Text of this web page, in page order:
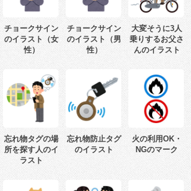
チョークサイン
のイラスト（女
性）
チョークサイン
のイラスト（男
性）
大変そうに3人
乗りするお父さ
んのイラスト
忘れ物タグの場
所を探す人のイ
ラスト
忘れ物防止タグ
のイラスト
火の利用OK・
NGのマーク